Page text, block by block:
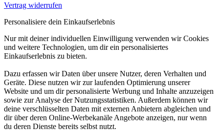
Vertrag widerrufen
Personalisiere dein Einkaufserlebnis
Nur mit deiner individuellen Einwilligung verwenden wir Cookies
und weitere Technologien, um dir ein personalisiertes
Einkaufserlebnis zu bieten.
Dazu erfassen wir Daten über unsere Nutzer, deren Verhalten und
Geräte. Diese nutzen wir zur laufenden Optimierung unserer
Website und um dir personalisierte Werbung und Inhalte anzuzeigen
sowie zur Analyse der Nutzungsstatistiken. Außerdem können wir
deine verschlüsselten Daten mit externen Anbietern abgleichen und
dir über deren Online-Werbekanäle Angebote anzeigen, nur wenn
du deren Dienste bereits selbst nutzt.